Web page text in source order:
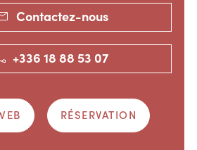
Contactez-nous
+336 18 88 53 07
RÉSERVATION